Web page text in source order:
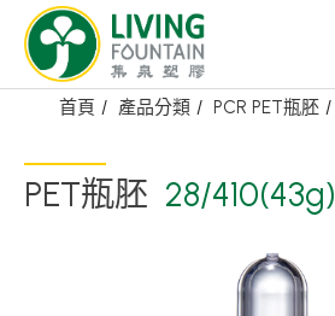
首頁 產品分類 PCR PET瓶胚
PET瓶胚 28/410(43g)